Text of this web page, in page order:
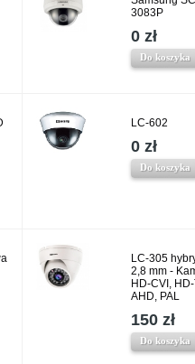
3083P
0 zł
Do koszyka
LC-602
0 zł
Do koszyka
LC-305
2,8 mm -
HD-CVI,
AHD, PAL
150 zł
Do koszyka